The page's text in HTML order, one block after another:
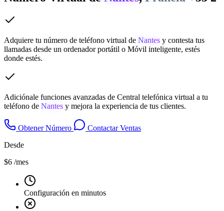
Adquiere tu número de teléfono virtual de Nantes y contesta tus
llamadas desde un ordenador portátil o Móvil inteligente, estés
donde estés.
Adiciónale funciones avanzadas de Central telefónica virtual a tu
teléfono de Nantes y mejora la experiencia de tus clientes.
Obtener Número
Contactar Ventas
Desde
$6 /mes
Configuración en minutos